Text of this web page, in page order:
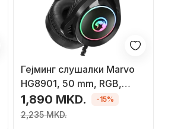
Гејминг слушалки Marvo
HG8901, 50 mm, RGB,
сребрени
1,890 MKD.
2,235 MKD.
-15%